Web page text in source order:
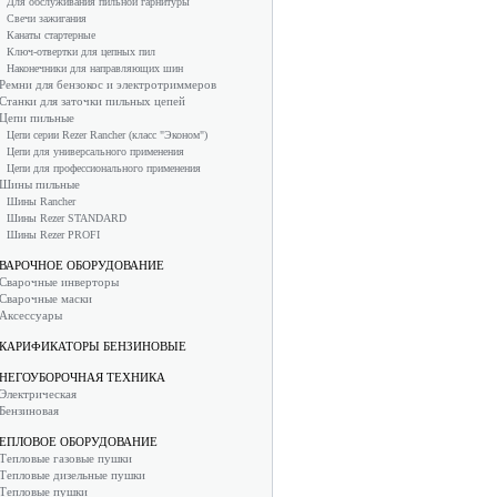
Свечи зажигания
Канаты стартерные
Ключ-отвертки для цепных пил
Наконечники для направляющих шин
Ремни для бензокос и электротриммеров
Станки для заточки пильных цепей
Цепи пильные
Цепи серии Rezer Rancher (класс "Эконом")
Цепи для универсального применения
Цепи для профессионального применения
Шины пильные
Шины Rancher
Шины Rezer STANDARD
Шины Rezer PROFI
ОБОРУДОВАНИЕ
Сварочные инверторы
Сварочные маски
Аксессуары
БЕНЗИНОВЫЕ
ТЕХНИКА
Электрическая
Бензиновая
ОБОРУДОВАНИЕ
Тепловые газовые пушки
Тепловые дизельные пушки
Тепловые пушки